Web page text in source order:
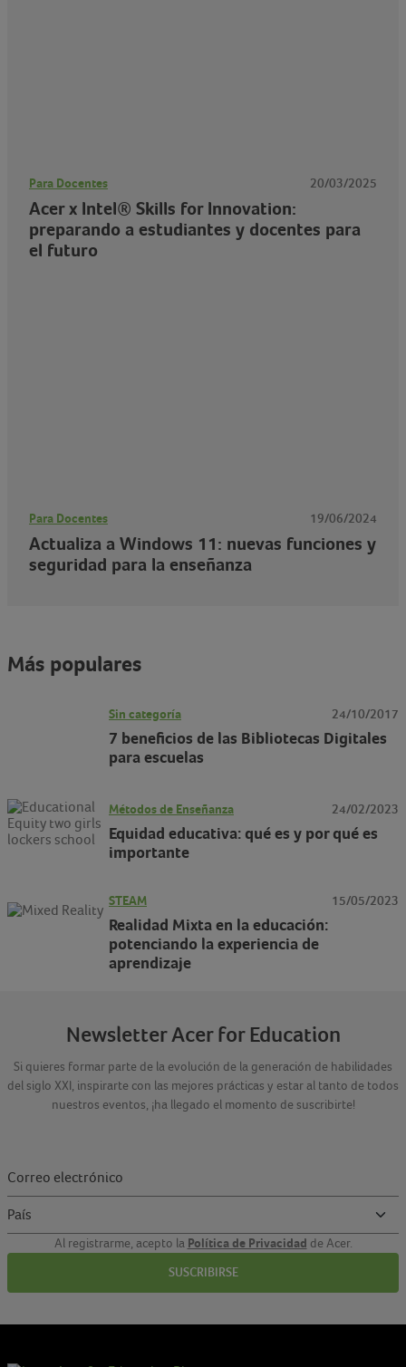
Para Docentes 20/03/2025
Acer x Intel® Skills for Innovation:
preparando a estudiantes y docentes para
el futuro
Para Docentes 19/06/2024
Actualiza a Windows 11: nuevas funciones y
seguridad para la enseñanza
Más populares
Sin categoría 24/10/2017
7 beneficios de las Bibliotecas Digitales
para escuelas
Métodos de Enseñanza 24/02/2023
Equidad educativa: qué es y por qué es
importante
STEAM 15/05/2023
Realidad Mixta en la educación:
potenciando la experiencia de
aprendizaje
Newsletter Acer for Education
Si quieres formar parte de la evolución de la generación de habilidades
del siglo XXI, inspirarte con las mejores prácticas y estar al tanto de todos
nuestros eventos, ¡ha llegado el momento de suscribirte!
Al registrarme, acepto la Política de Privacidad de Acer.
SUSCRIBIRSE